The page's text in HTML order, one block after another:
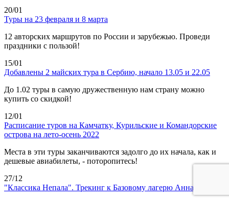
20/01
Туры на 23 февраля и 8 марта
12 авторских маршрутов по России и зарубежью. Проведи
праздники с пользой!
15/01
Добавлены 2 майских тура в Сербию, начало 13.05 и 22.05
До 1.02 туры в самую дружественную нам страну можно
купить со скидкой!
12/01
Расписание туров на Камчатку, Курильские и Командорские
острова на лето-осень 2022
Места в эти туры заканчиваются задолго до их начала, как и
дешевые авиабилеты, - поторопитесь!
27/12
"Классика Непала". Трекинг к Базовому лагерю Аннапурны